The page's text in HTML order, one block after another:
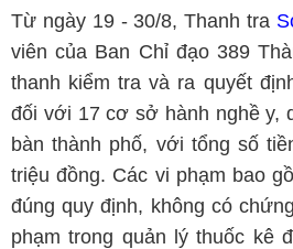
Từ ngày 19 - 30/8, Thanh tra
viên của Ban Chỉ đạo 389
thanh kiểm tra và ra quyết
đối với 17 cơ sở hành nghề y,
bàn thành phố, với tổng số
triệu đồng. Các vi phạm bao
đúng quy định, không có
phạm trong quản lý thuốc kê